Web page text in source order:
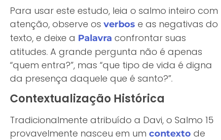
Para usar este estudo, leia o salmo inteiro com
atenção, observe os verbos e as negativas do
texto, e deixe a Palavra confrontar suas
atitudes. A grande pergunta não é apenas
“quem entra?”, mas “que tipo de vida é digna
da presença daquele que é santo?”.
Contextualização Histórica
Tradicionalmente atribuído a Davi, o Salmo 15
provavelmente nasceu em um contexto de